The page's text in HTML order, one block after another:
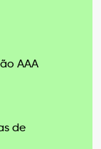
AAA
de